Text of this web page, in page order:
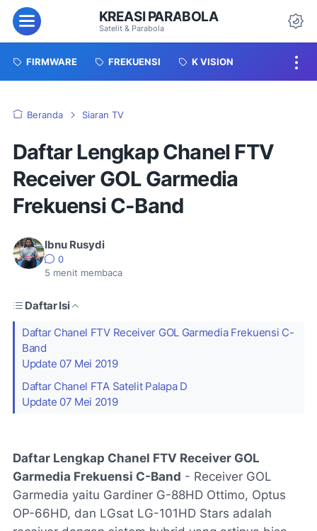
Menu KREASI PARABOLA
Satelit & Parabola
FIRMWARE FREKUENSI K VISION
Beranda Siaran TV
Daftar Lengkap Chanel FTV
Receiver GOL Garmedia
Frekuensi C-Band
Ibnu Rusydi
0
5 menit membaca
Daftar Isi
Daftar Chanel FTV Receiver GOL Garmedia Frekuensi C-
Band
Update 07 Mei 2019
Daftar Chanel FTA Satelit Palapa D
Update 07 Mei 2019
Daftar Lengkap Chanel FTV Receiver GOL
Garmedia Frekuensi C-Band - Receiver GOL
Garmedia yaitu Gardiner G-88HD Ottimo, Optus
OP-66HD, dan LGsat LG-101HD Stars adalah